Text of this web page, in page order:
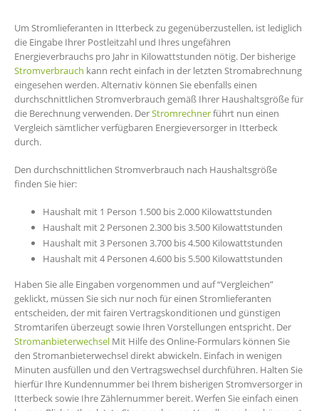
Um Stromlieferanten in Itterbeck zu gegenüberzustellen, ist lediglich
die Eingabe Ihrer Postleitzahl und Ihres ungefähren
Energieverbrauchs pro Jahr in Kilowattstunden nötig. Der bisherige
Stromverbrauch kann recht einfach in der letzten Stromabrechnung
eingesehen werden. Alternativ können Sie ebenfalls einen
durchschnittlichen Stromverbrauch gemäß Ihrer Haushaltsgröße für
die Berechnung verwenden. DerStromrechnerführt nun einen
Vergleich sämtlicher verfügbaren Energieversorger in Itterbeck
durch.
Den durchschnittlichen Stromverbrauch nach Haushaltsgröße
finden Sie hier:
Haushalt mit 1 Person 1.500 bis 2.000 Kilowattstunden
Haushalt mit 2 Personen 2.300 bis 3.500 Kilowattstunden
Haushalt mit 3 Personen 3.700 bis 4.500 Kilowattstunden
Haushalt mit 4 Personen 4.600 bis 5.500 Kilowattstunden
Haben Sie alle Eingaben vorgenommen und auf “Vergleichen”
geklickt, müssen Sie sich nur noch für einen Stromlieferanten
entscheiden, der mit fairen Vertragskonditionen und günstigen
Stromtarifen überzeugt sowie Ihren Vorstellungen entspricht. Der
Stromanbieterwechsel Mit Hilfe des Online-Formulars können Sie
den Stromanbieterwechsel direkt abwickeln. Einfach in wenigen
Minuten ausfüllen und den Vertragswechsel durchführen. Halten Sie
hierfür Ihre Kundennummer bei Ihrem bisherigen Stromversorger in
Itterbeck sowie Ihre Zählernummer bereit. Werfen Sie einfach einen